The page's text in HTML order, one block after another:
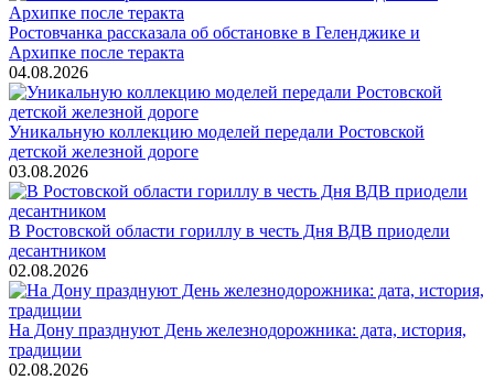
Ростовчанка рассказала об обстановке в Геленджике и
Архипке после теракта
04.08.2026
Уникальную коллекцию моделей передали Ростовской
детской железной дороге
03.08.2026
В Ростовской области гориллу в честь Дня ВДВ приодели
десантником
02.08.2026
На Дону празднуют День железнодорожника: дата, история,
традиции
02.08.2026